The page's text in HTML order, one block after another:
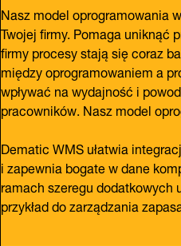
Nasz model oprogramowania
Twojej firmy. Pomaga uniknąć
firmy procesy stają się coraz
między oprogramowaniem a
wpływać na wydajność i
pracowników. Nasz model
Dematic WMS ułatwia
i zapewnia bogate w dane
ramach szeregu dodatkowych
przykład do zarządzania